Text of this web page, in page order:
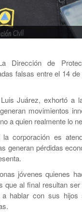
Dirección de
falsas entre el 14
Juárez, exhortó a
movimientos
a quien realmente lo
corporación es
generan pérdidas
jóvenes quienes
que al final resultan
hablar con sus hijos